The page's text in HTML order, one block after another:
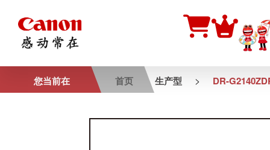
您当前在 首页 生产型 > DR-